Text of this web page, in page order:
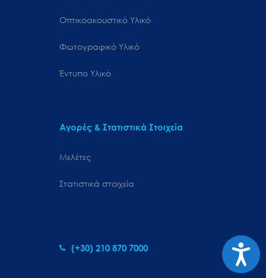
Οπτικοακουστικό Υλικό
Φωτογραφικό Υλικό
Έντυπο Υλικό
Αγορές & Στατιστικά Στοιχεία
Μελέτες
Στατιστικά στοιχεία
(+30) 210 870 7000